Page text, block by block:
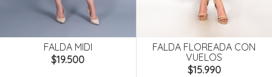
FALDA MIDI
$19.500
FALDA FLOREADA CON
VUELOS
$15.990